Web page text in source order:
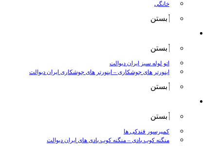
خانگی
بستن
بستن
اتو لوله سبز ایران دیوالت
اینورتر های جوشکاری – اینورتر های جوشکاری ایران دیوالت
بستن
بستن
کمپرسور فندکی ها
منگنه کوب بادی – منگنه کوب بادی های ایران دیوالت